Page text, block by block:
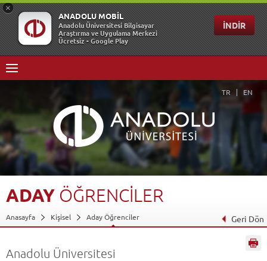
TR EN
ADAY ÖĞRENCİLER
Anasayfa Kişisel Aday Öğrenciler Geri Dön
Anadolu Üniversitesi